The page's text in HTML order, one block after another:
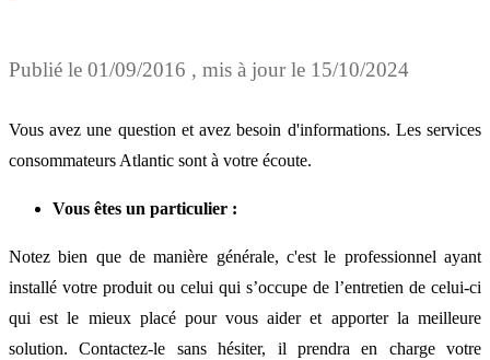
Publié le 01/09/2016 , mis à jour le 15/10/2024
Vous avez une question et avez besoin d'informations. Les services
consommateurs Atlantic sont à votre écoute.
Vous êtes un particulier :
Notez bien que de manière générale, c'est le professionnel ayant
installé votre produit ou celui qui s’occupe de l’entretien de celui-ci
qui est le mieux placé pour vous aider et apporter la meilleure
solution. Contactez-le sans hésiter, il prendra en charge votre